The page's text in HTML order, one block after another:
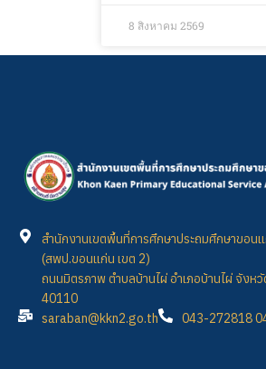
8 สิงหาคม 2569
สำนักงานเขตพื้นที่การศึกษาประถมศึกษาขอน
(สพป.ขอนแก่น เขต 2)
ถนนมิตรภาพ ตำบลบ้านไผ่ อำเภอบ้านไผ่ จังห
40110
saraban@kkn2.go.th
043-272818